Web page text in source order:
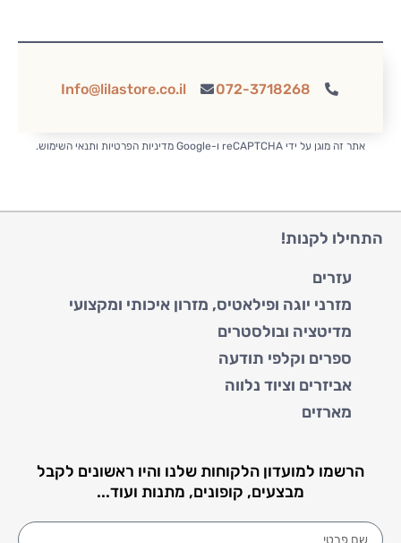
072-3718268
Info@lilastore.co.il
אתר זה מוגן על ידי reCAPTCHA ו-Google מדיניות הפרטיות ותנאי השימוש.
התחילו לקנות!
עזרים
מזרני יוגה ופילאטיס, מזרון איכותי ומקצועי
מדיטציה ובולסטרים
ספרים וקלפי תודעה
אביזרים וציוד נלווה
מארזים
הרשמו למועדון הלקוחות שלנו והיו ראשונים לקבל
מבצעים, קופונים, מתנות ועוד...